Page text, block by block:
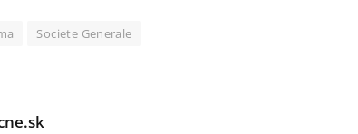
Societe Generale